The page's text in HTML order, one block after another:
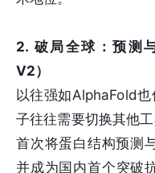
2. 破局全球：预测
V2）
以往强如AlphaFold也
子往往需要切换其他
首次将蛋白结构预测
并成为国内首个突破